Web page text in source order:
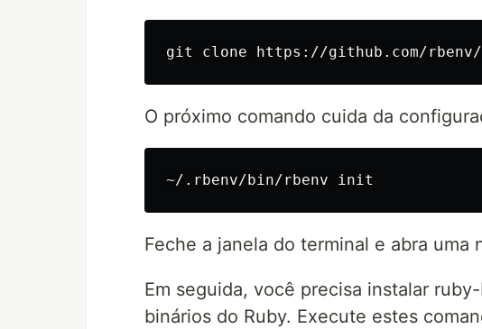
O próximo comando cuida da
Feche a janela do terminal e abra uma
Em seguida, você precisa instalar
binários do Ruby. Execute estes